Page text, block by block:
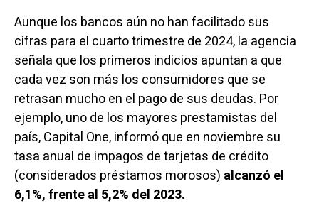
Aunque los bancos aún no han facilitado sus
cifras para el cuarto trimestre de 2024, la agencia
señala que los primeros indicios apuntan a que
cada vez son más los consumidores que se
retrasan mucho en el pago de sus deudas. Por
ejemplo, uno de los mayores prestamistas del
país, Capital One, informó que en noviembre su
tasa anual de impagos de tarjetas de crédito
(considerados préstamos morosos) alcanzó el
6,1%, frente al 5,2% del 2023.